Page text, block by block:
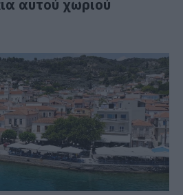
αυτού χωριού